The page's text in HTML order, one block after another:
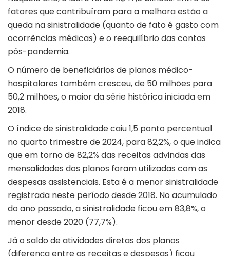
fatores que contribuíram para a melhora estão a
queda na sinistralidade (quanto de fato é gasto com
ocorrências médicas) e o reequilíbrio das contas
pós-pandemia.
O número de beneficiários de planos médico-
hospitalares também cresceu, de 50 milhões para
50,2 milhões, o maior da série histórica iniciada em
2018.
O índice de sinistralidade caiu 1,5 ponto percentual
no quarto trimestre de 2024, para 82,2%, o que indica
que em torno de 82,2% das receitas advindas das
mensalidades dos planos foram utilizadas com as
despesas assistenciais. Esta é a menor sinistralidade
registrada neste período desde 2018. No acumulado
do ano passado, a sinistralidade ficou em 83,8%, o
menor desde 2020 (77,7%).
Já o saldo de atividades diretas dos planos